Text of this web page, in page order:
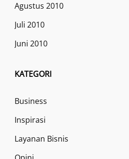
Agustus 2010
Juli 2010
Juni 2010
KATEGORI
Business
Inspirasi
Layanan Bisnis